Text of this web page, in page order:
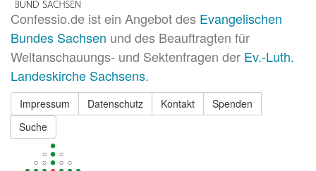
Confessio.de ist ein Angebot des Evangelischen
Bundes Sachsen und des Beauftragten für
Weltanschauungs- und Sektenfragen der Ev.-Luth.
Landeskirche Sachsens.
Impressum Datenschutz Kontakt
Spenden
Suche